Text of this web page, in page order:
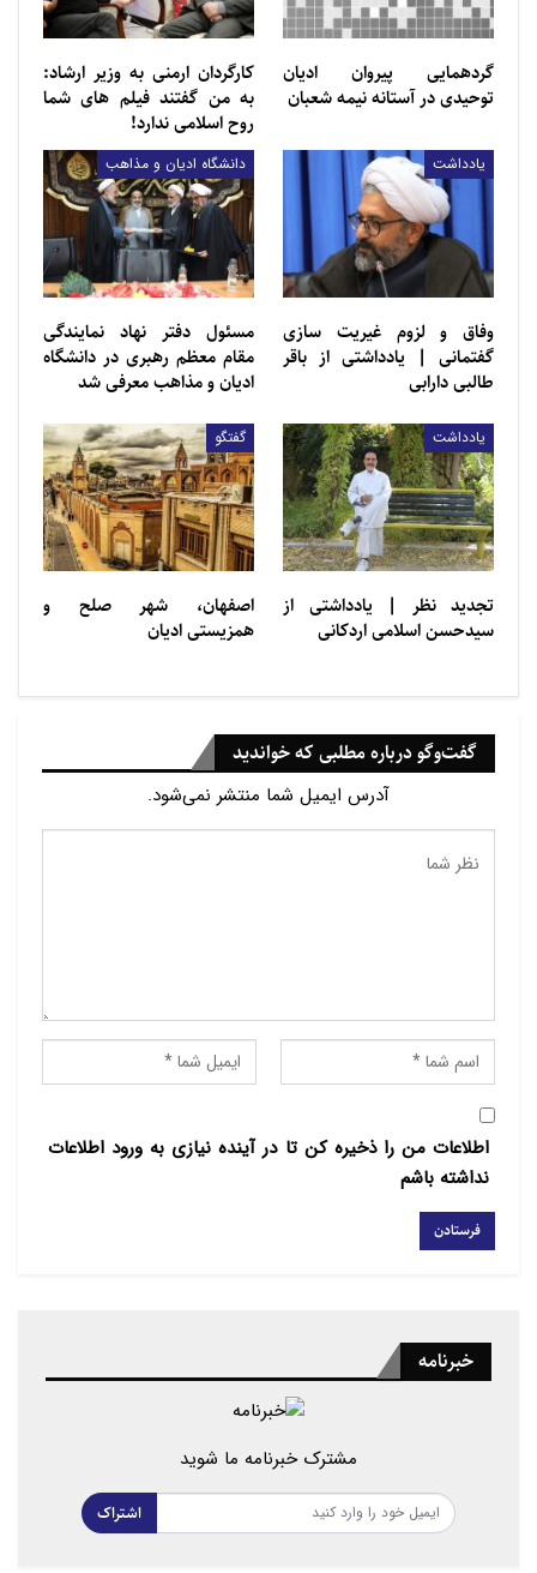
گردهمایی پیروان ادیان
توحیدی در آستانه نیمه شعبان
کارگردان ارمنی به وزیر ارشاد:
به من گفتند فیلم های شما
روح اسلامی ندارد!
یادداشت
وفاق و لزوم غیریت سازی
گفتمانی | یادداشتی از باقر
طالبی دارابی
دانشگاه ادیان و مذاهب
مسئول دفتر نهاد نمایندگی
مقام معظم رهبری در دانشگاه
ادیان و مذاهب معرفی شد
یادداشت
تجديد ‌‌نظر | یادداشتی از
سيدحسن اسلامی اردكانی
گفتگو
اصفهان، شهر صلح و
همزیستی ادیان
گفت‌وگو درباره مطلبی که خواندید
آدرس ایمیل شما منتشر نمی‌شود.
اطلاعات من را ذخیره کن تا در آینده نیازی به ورود اطلاعات
نداشته باشم
خبرنامه
مشترک خبرنامه ما شوید
اشتراک